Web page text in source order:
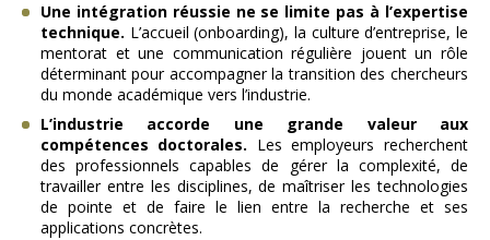
Une intégration réussie ne se limite pas à l’expertise
technique. L’accueil (onboarding), la culture d’entreprise, le
mentorat et une communication régulière jouent un rôle
déterminant pour accompagner la transition des chercheurs
du monde académique vers l’industrie.
L’industrie accorde une grande valeur aux
compétences doctorales. Les employeurs recherchent
des professionnels capables de gérer la complexité, de
travailler entre les disciplines, de maîtriser les technologies
de pointe et de faire le lien entre la recherche et ses
applications concrètes.